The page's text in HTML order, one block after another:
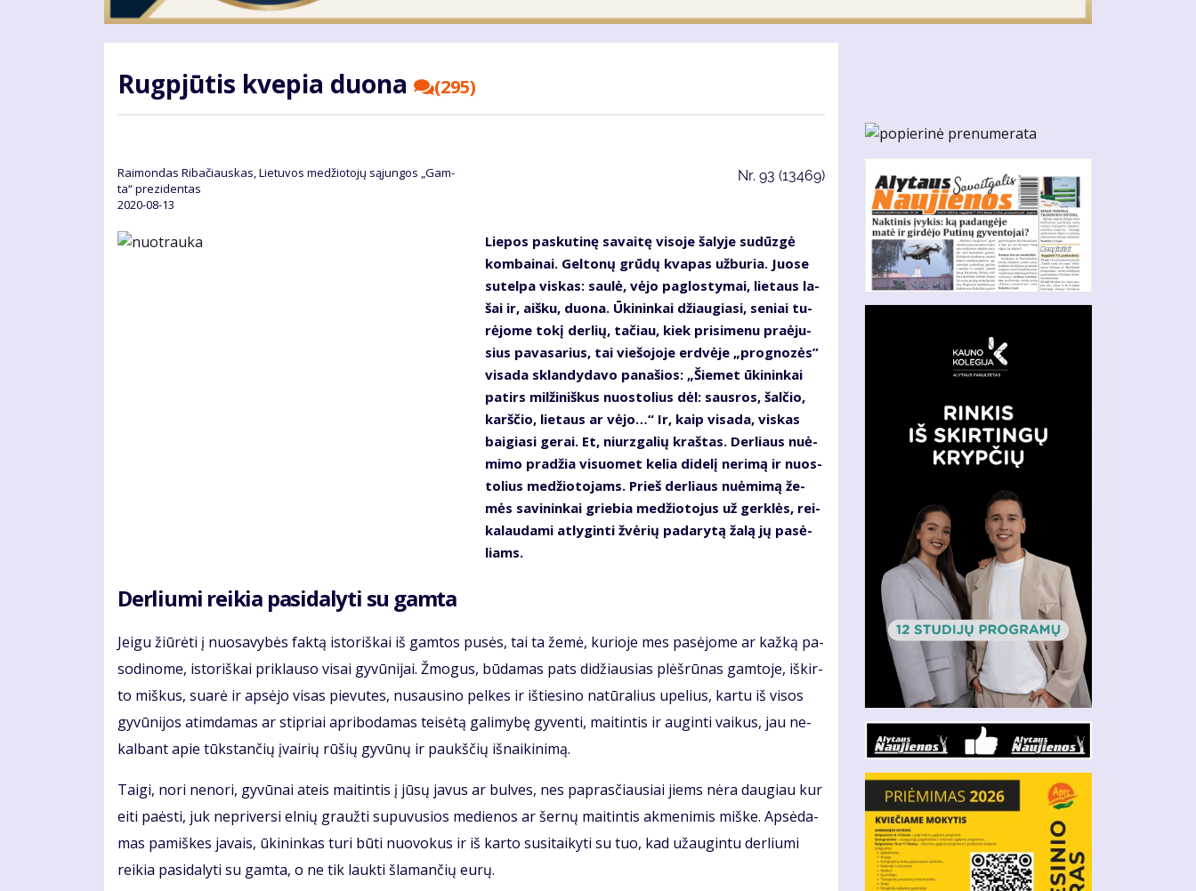
Rug­pjū­tis kve­pia duo­na (295)
Rai­mon­das Ri­ba­čiaus­kas, Lie­tu­vos me­džio­to­jų są­jun­gos „Gam­
ta“ pre­zi­den­tas
2020-08-13
Nr. 93 (13469)
Lie­pos pas­ku­ti­nę sa­vai­tę vi­so­je ša­ly­je su­dūz­gė
kom­bai­nai. Gel­to­nų grū­dų kva­pas už­bu­ria. Juo­se
su­tel­pa vis­kas: sau­lė, vė­jo pa­glos­ty­mai, lie­taus la­
šai ir, aiš­ku, duo­na. Ūki­nin­kai džiau­gia­si, se­niai tu­
rė­jo­me to­kį der­lių, ta­čiau, kiek pri­si­me­nu pra­ėju­
sius pa­va­sa­rius, tai vie­šo­jo­je erd­vė­je „prog­no­zės”
vi­sa­da sklan­dy­da­vo pa­na­šios: „Šie­met ūki­nin­kai
pa­tirs mil­ži­niš­kus nuos­to­lius dėl: saus­ros, šal­čio,
karš­čio, lie­taus ar vė­jo…“ Ir, kaip vi­sa­da, vis­kas
bai­gia­si ge­rai. Et, niurz­ga­lių kraš­tas. Der­liaus nu­ė­
mi­mo pra­džia vi­suo­met ke­lia di­de­lį ne­ri­mą ir nuos­
to­lius me­džio­to­jams. Prieš der­liaus nu­ė­mi­mą že­
mės sa­vi­nin­kai grie­bia me­džio­to­jus už ger­klės, rei­
ka­lau­da­mi at­ly­gin­ti žvė­rių pa­da­ry­tą ža­lą jų pa­sė­
liams.
Derliu­mi rei­kia pa­si­da­ly­ti su gam­ta
Jei­gu žiū­rė­ti į nuo­sa­vy­bės fak­tą is­to­riš­kai iš gam­tos pu­sės, tai ta že­mė, ku­rio­je mes pa­sė­jo­me ar kaž­ką pa­
so­di­no­me, is­to­riš­kai pri­klau­so vi­sai gy­vū­ni­jai. Žmo­gus, bū­da­mas pats di­džiau­sias plėš­rū­nas gam­to­je, iš­kir­
to miš­kus, su­arė ir ap­sė­jo vi­sas pie­vu­tes, nu­sau­si­no pel­kes ir iš­tie­si­no na­tū­ra­lius upe­lius, kar­tu iš vi­sos
gy­vū­ni­jos at­im­da­mas ar stip­riai ap­ri­bo­da­mas tei­sė­tą ga­li­my­bę gy­ven­ti, mai­tin­tis ir au­gin­ti vai­kus, jau ne­
kal­bant apie tūks­tan­čių įvai­rių rū­šių gy­vū­nų ir paukš­čių iš­nai­ki­ni­mą.
Tai­gi, no­ri ne­no­ri, gy­vū­nai at­eis mai­tin­tis į jū­sų ja­vus ar bul­ves, nes pa­pras­čiau­siai jiems nė­ra dau­giau kur
ei­ti pa­ės­ti, juk ne­pri­ver­si el­nių grauž­ti su­pu­vu­sios me­die­nos ar šer­nų mai­tin­tis ak­me­ni­mis miš­ke. Ap­sė­da­
mas pa­miš­kes ja­vais, ūki­nin­kas tu­ri bū­ti nuo­vo­kus ir iš kar­to su­si­tai­ky­ti su tuo, kad už­au­gin­tu der­liu­mi
rei­kia pa­si­da­ly­ti su gam­ta, o ne tik lauk­ti šla­man­čių eu­rų.